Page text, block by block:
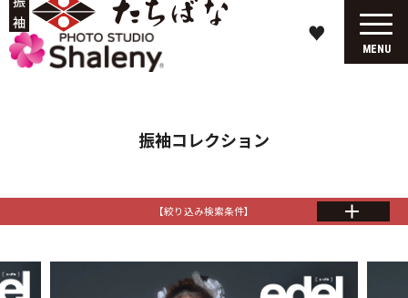
♥
MENU
振袖コレクション
【絞り込み検索条件】